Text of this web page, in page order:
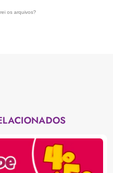
os arquivos?